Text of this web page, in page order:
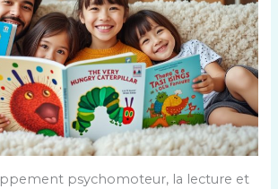
psychomoteur, la lecture et